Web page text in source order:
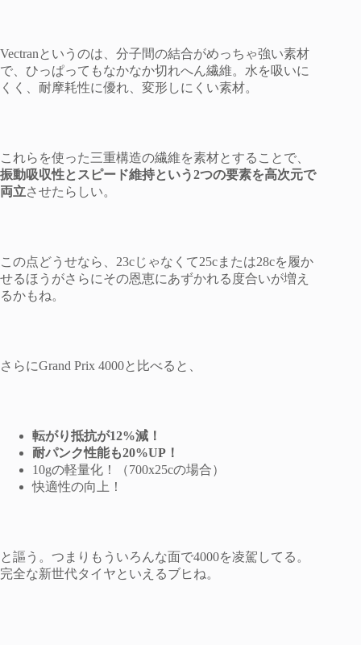
Vectranというのは、分子間の結合がめっちゃ強い素材
で、ひっぱってもなかなか切れへん繊維。水を吸いに
くく、耐摩耗性に優れ、変形しにくい素材。
これらを使った三重構造の繊維を素材とすることで、
振動吸収性とスピード維持という2つの要素を高次元で
両立させたらしい。
この点どうせなら、23cじゃなくて25cまたは28cを履か
せるほうがさらにその恩恵にあずかれる度合いが増え
るかもね。
さらにGrand Prix 4000と比べると、
転がり抵抗が12%減！
耐パンク性能も20%UP！
10gの軽量化！（700x25cの場合）
快適性の向上！
と謳う。つまりもういろんな面で4000を凌駕してる。
完全な新世代タイヤといえるブヒね。